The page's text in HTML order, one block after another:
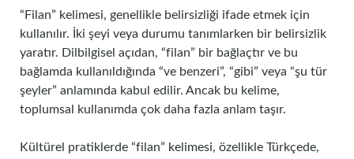
“Filan” kelimesi, genellikle belirsizliği ifade etmek için
kullanılır. İki şeyi veya durumu tanımlarken bir belirsizlik
yaratır. Dilbilgisel açıdan, “filan” bir bağlaçtır ve bu
bağlamda kullanıldığında “ve benzeri”, “gibi” veya “şu tür
şeyler” anlamında kabul edilir. Ancak bu kelime,
toplumsal kullanımda çok daha fazla anlam taşır.
Kültürel pratiklerde “filan” kelimesi, özellikle Türkçede,